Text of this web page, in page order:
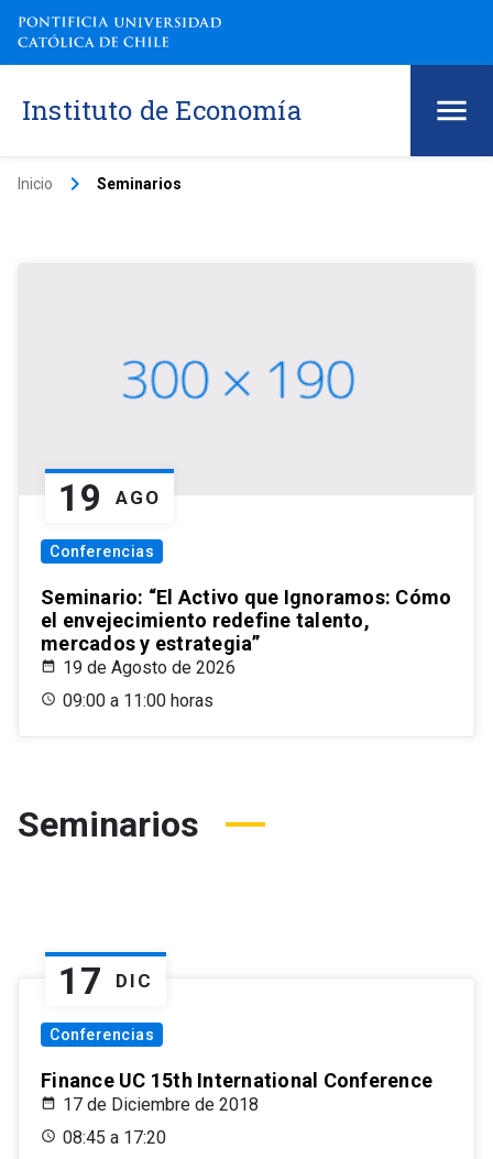
Instituto de Economía
Inicio keyboard_arrow_right Seminarios
19 AGO
Conferencias
Seminario: “El Activo que Ignoramos: Cómo
el envejecimiento redefine talento,
mercados y estrategia”
19 de Agosto de 2026
09:00 a 11:00 horas
Seminarios
17 DIC
Conferencias
Finance UC 15th International Conference
17 de Diciembre de 2018
08:45 a 17:20